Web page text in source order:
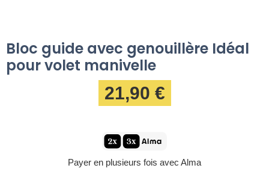
Bloc guide avec genouillère Idéal
pour volet manivelle
21,90 €
Payer en plusieurs fois avec Alma